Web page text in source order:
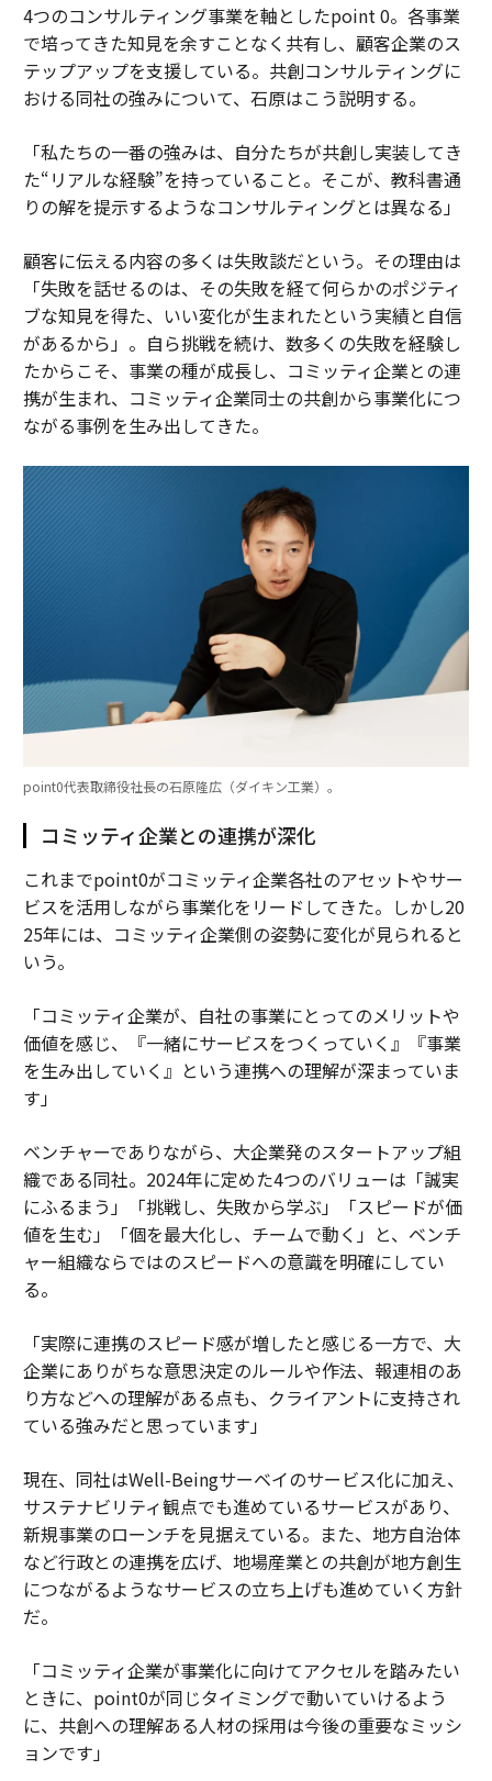
4つのコンサルティング事業を軸としたpoint 0。各事業
で培ってきた知見を余すことなく共有し、顧客企業のス
テップアップを支援している。共創コンサルティングに
おける同社の強みについて、石原はこう説明する。
「私たちの一番の強みは、自分たちが共創し実装してき
た“リアルな経験”を持っていること。そこが、教科書通
りの解を提示するようなコンサルティングとは異なる」
顧客に伝える内容の多くは失敗談だという。その理由は
「失敗を話せるのは、その失敗を経て何らかのポジティ
ブな知見を得た、いい変化が生まれたという実績と自信
があるから」。自ら挑戦を続け、数多くの失敗を経験し
たからこそ、事業の種が成長し、コミッティ企業との連
携が生まれ、コミッティ企業同士の共創から事業化につ
ながる事例を生み出してきた。
point0代表取締役社長の石原隆広（ダイキン工業）。
コミッティ企業との連携が深化
これまでpoint0がコミッティ企業各社のアセットやサー
ビスを活用しながら事業化をリードしてきた。しかし20
25年には、コミッティ企業側の姿勢に変化が見られると
いう。
「コミッティ企業が、自社の事業にとってのメリットや
価値を感じ、『一緒にサービスをつくっていく』『事業
を生み出していく』という連携への理解が深まっていま
す」
ベンチャーでありながら、大企業発のスタートアップ組
織である同社。2024年に定めた4つのバリューは「誠実
にふるまう」「挑戦し、失敗から学ぶ」「スピードが価
値を生む」「個を最大化し、チームで動く」と、ベンチ
ャー組織ならではのスピードへの意識を明確にしてい
る。
「実際に連携のスピード感が増したと感じる一方で、大
企業にありがちな意思決定のルールや作法、報連相のあ
り方などへの理解がある点も、クライアントに支持され
ている強みだと思っています」
現在、同社はWell-Beingサーベイのサービス化に加え、
サステナビリティ観点でも進めているサービスがあり、
新規事業のローンチを見据えている。また、地方自治体
など行政との連携を広げ、地場産業との共創が地方創生
につながるようなサービスの立ち上げも進めていく方針
だ。
「コミッティ企業が事業化に向けてアクセルを踏みたい
ときに、point0が同じタイミングで動いていけるよう
に、共創への理解ある人材の採用は今後の重要なミッシ
ョンです」